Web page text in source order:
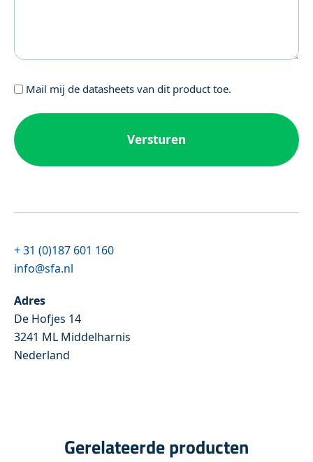
Geen
Mail mij de datasheets van dit product toe.
+ 31 (0)187 601 160
info@sfa.nl
Adres
De Hofjes 14
3241 ML Middelharnis
Nederland
Gerelateerde producten